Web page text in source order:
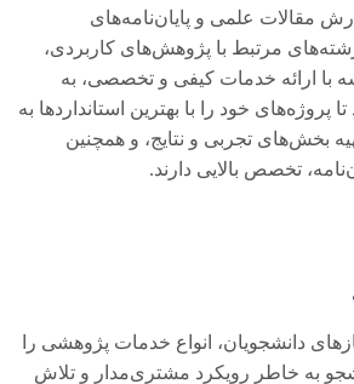
مقالات علمی و پایان‌نامه‌های
مرتبط با پژوهش‌های کاربردی،
با ارائه خدمات کیفی و تخصصی، به
خود را با بهترین استانداردها به
بخش‌های تجربی و نتایج، و همچنین
تخصص بالایی دارند.
دانشجویان، انواع خدمات پژوهشی را
به خاطر رویکرد مشتری‌مدار و تلاش